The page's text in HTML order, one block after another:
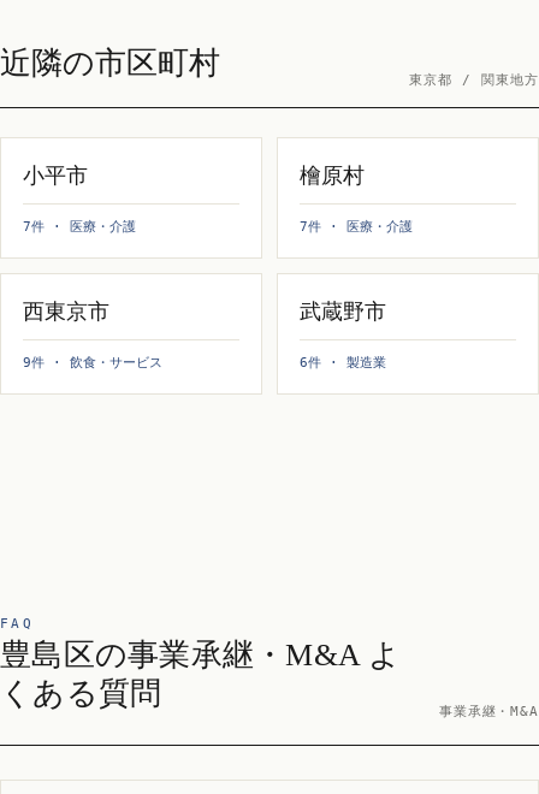
近隣の市区町村 東京都 / 関東地方
小平市
7件 · 医療・介護
檜原村
7件 · 医療・介護
西東京市
9件 · 飲食・サービス
武蔵野市
6件 · 製造業
FAQ
豊島区の事業承継・M&A よ
くある質問
事業承継・M&A